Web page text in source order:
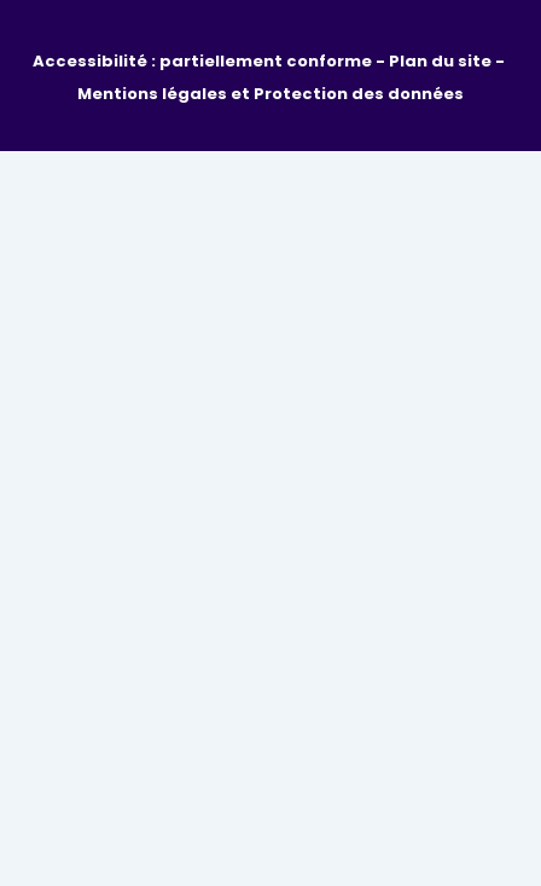
Accessibilité : partiellement conforme -
Mentions légales et Protection des données